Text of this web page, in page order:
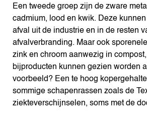
Een tweede groep zijn de zware
cadmium, lood en kwik. Deze
afval uit de industrie en in de resten
afvalverbranding. Maar ook
zink en chroom aanwezig in
bijproducten kunnen gezien worden
voorbeeld? Een te hoog
sommige schapenrassen zoals de
ziekteverschijnselen, soms met de